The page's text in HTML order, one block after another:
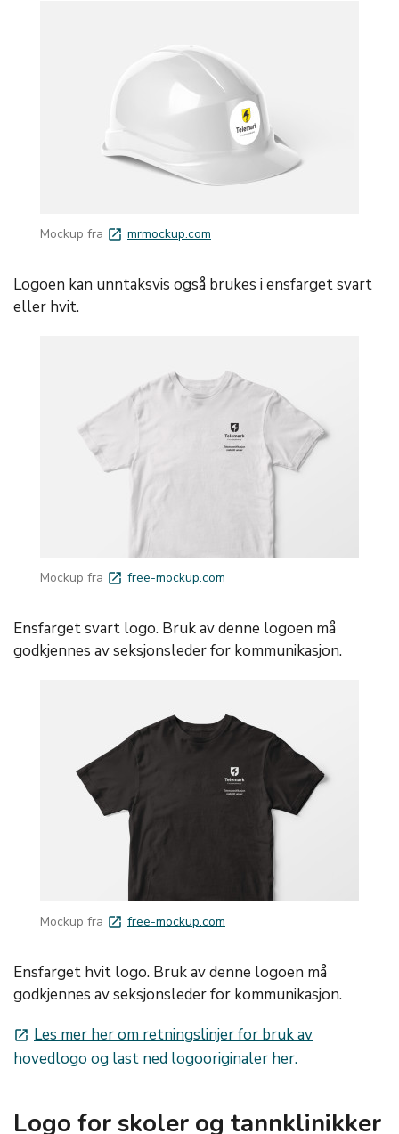
Mockup fra launch mrmockup.com
Logoen kan unntaksvis også brukes i ensfarget svart
eller hvit.
Mockup fra launch free-mockup.com
Ensfarget svart logo. Bruk av denne logoen må
godkjennes av seksjonsleder for kommunikasjon.
Mockup fra launch free-mockup.com
Ensfarget hvit logo. Bruk av denne logoen må
godkjennes av seksjonsleder for kommunikasjon.
launch Les mer her om retningslinjer for bruk av
hovedlogo og last ned logooriginaler her.
Logo for skoler og tannklinikker